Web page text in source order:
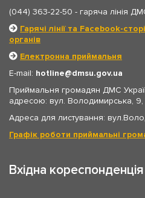
(044) 363-22-50 - гаряча лінія
Гарячі лінії та Facebook-
органів
Електронна приймальня
E-mail: hotline
dmsu.gov.ua
Приймальня громадян ДМС
адресою: вул. Володимирська, 9,
Адреса для листування:
Графік роботи приймальні
Вхідна кореспонденція